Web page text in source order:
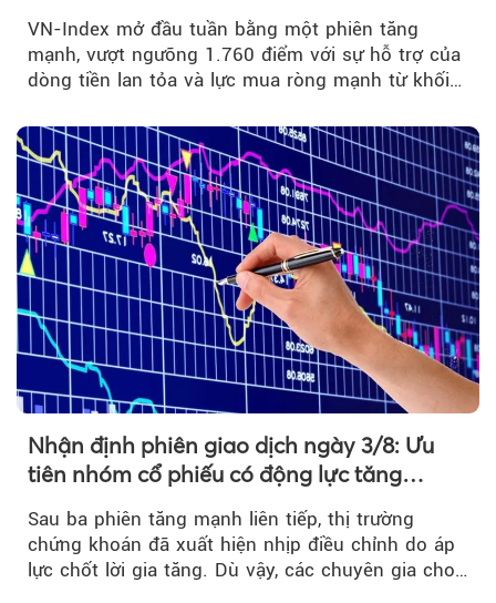
VN-Index mở đầu tuần bằng một phiên tăng
mạnh, vượt ngưỡng 1.760 điểm với sự hỗ trợ của
dòng tiền lan tỏa và lực mua ròng mạnh từ khối
Nhận định phiên giao dịch ngày 3/8: Ưu
tiên nhóm cổ phiếu có động lực tăng
Sau ba phiên tăng mạnh liên tiếp, thị trường
chứng khoán đã xuất hiện nhịp điều chỉnh do áp
lực chốt lời gia tăng. Dù vậy, các chuyên gia cho